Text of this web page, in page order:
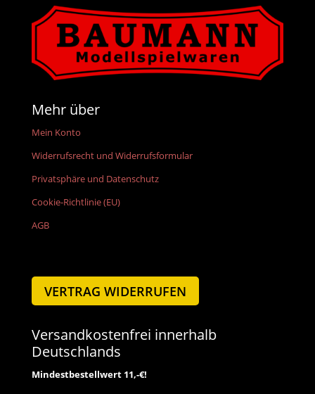
Mehr über
Mein Konto
Widerrufsrecht und Widerrufsformular
Privatsphäre und Datenschutz
Cookie-Richtlinie (EU)
AGB
VERTRAG WIDERRUFEN
Versandkostenfrei innerhalb
Deutschlands
Mindestbestellwert 11,-€!